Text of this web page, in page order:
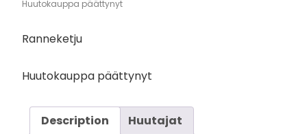
Huutokauppa päättynyt
Ranneketju
Huutokauppa päättynyt
Description Huutajat